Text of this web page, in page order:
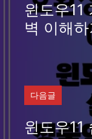
윈도우11
벽 이해
다음글
윈도우11